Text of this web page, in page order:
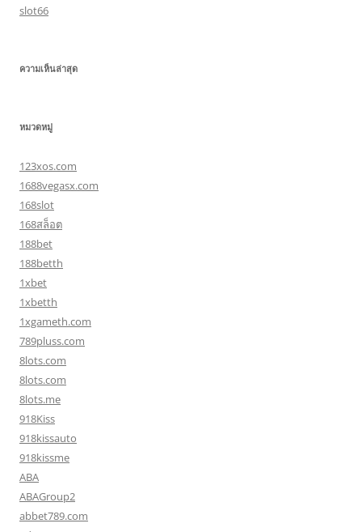
slot66
ความเห็นล่าสุด
หมวดหมู่
123xos.com
1688vegasx.com
168slot
168สล็อต
188bet
188betth
1xbet
1xbetth
1xgameth.com
789pluss.com
8lots.com
8lots.com
8lots.me
918Kiss
918kissauto
918kissme
ABA
ABAGroup2
abbet789.com